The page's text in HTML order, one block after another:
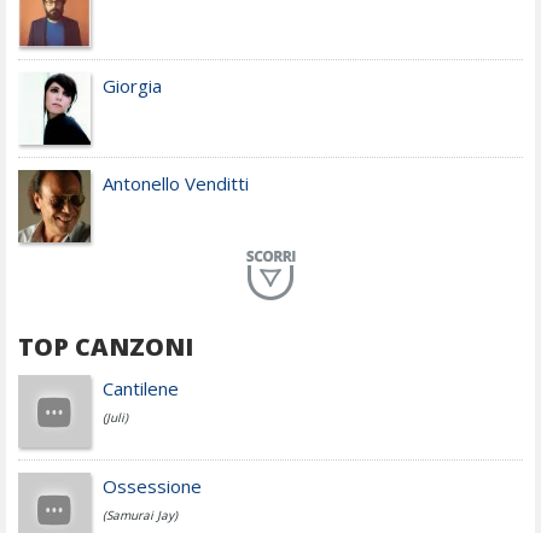
Giorgia
Antonello Venditti
Achille Lauro
Cesare Cremonini
TOP CANZONI
Cantilene
(Juli)
Ossessione
(Samurai Jay)